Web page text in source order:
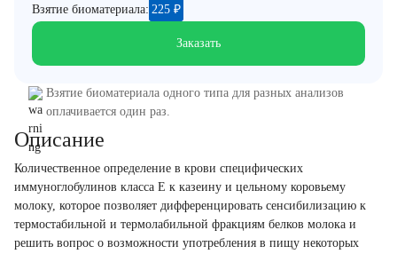
Описание
Количественное определение в крови специфических
иммуноглобулинов класса E к казеину и цельному коровьему
молоку, которое позволяет дифференцировать сенсибилизацию к
термостабильной и термолабильной фракциям белков молока и
решить вопрос о возможности употребления в пищу некоторых
Взятие биоматериала: 225 ₽
Заказать
Взятие биоматериала одного типа для разных анализов
оплачивается один раз.